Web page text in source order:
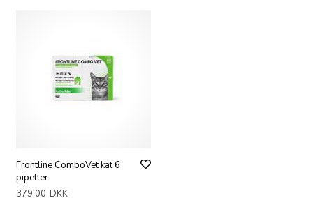
Frontline ComboVet kat 6
pipetter
379,00 DKK